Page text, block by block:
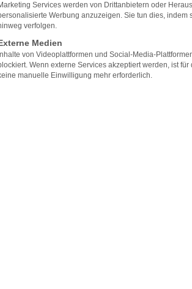
Methoden zur
ein neues
Services werden von Drittanbietern oder
Werbung anzuzeigen. Sie tun dies, indem
verfolgen.
Medien
Inhalte von Videoplattformen und Social-Media-
Wenn externe Services akzeptiert werden, ist
manuelle Einwilligung mehr erforderlich.